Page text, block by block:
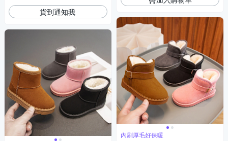
貨到通知我
內刷厚毛好保暖